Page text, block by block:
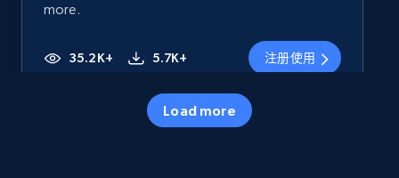
more.
35.2K+ 5.7K+ 注册使用
Load more